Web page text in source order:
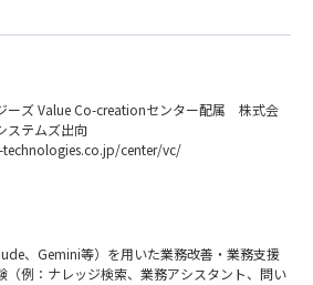
ーズ Value Co-creationセンター配属 株式会
ステムズ出向
center/vc/
報堂マーケティングシステムズでは、クライ
課題を解決するためのデジタルトランスフォ
までをEnd to Endで支援することでクライア
動をしています。リードの獲得・プロジェクト
るプロジェクトマネジメントに関わっていただ
、Gemini等）を用いた業務改善・業務支援
（例：ナレッジ検索、業務アシスタント、問い